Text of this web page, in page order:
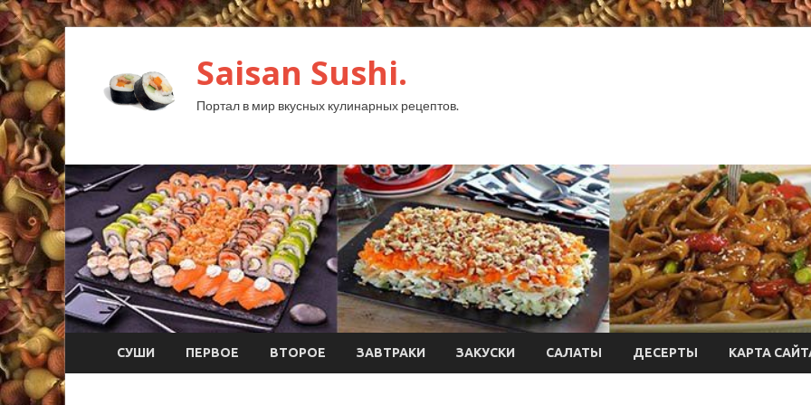
Saisan Sushi.
Портал в мир вкусных кулинарных рецептов.
СУШИ ПЕРВОЕ ВТОРОЕ ЗАВТРАКИ ЗАКУСКИ САЛАТЫ ДЕСЕРТЫ КАРТА